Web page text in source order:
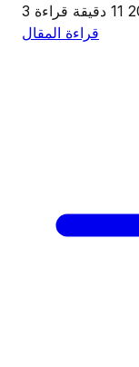
11 دقيقة قراءة
قراءة المقال